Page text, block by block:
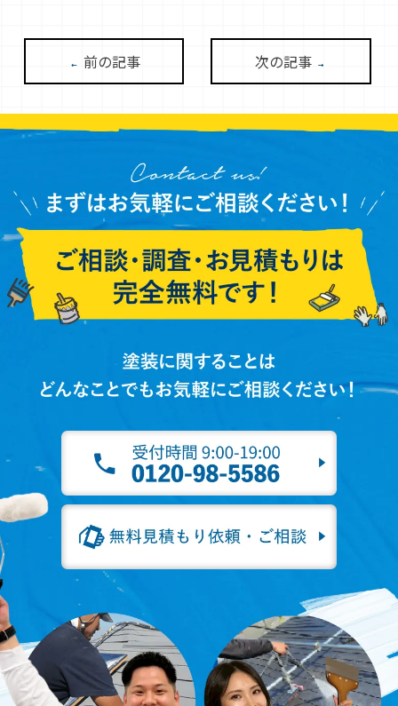
← 前の記事 次の記事 →